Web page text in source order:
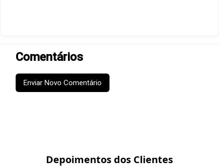
Comentários
Enviar Novo Comentário
Depoimentos dos Clientes